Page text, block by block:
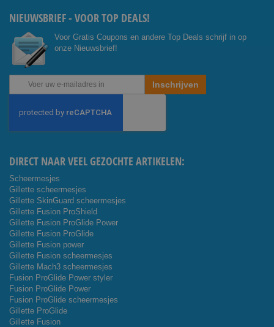
NIEUWSBRIEF - VOOR TOP DEALS!
Voor Gratis Coupons en andere Top Deals schrijf in op
onze Nieuwsbrief!
Abonneer
onze
Inschrijven
DIRECT NAAR VEEL GEZOCHTE ARTIKELEN:
Scheermesjes
Gillette scheermesjes
Gillette SkinGuard scheermesjes
Gillette Fusion ProShield
Gillette Fusion ProGlide Power
Gillette Fusion ProGlide
Gillette Fusion power
Gillette Fusion scheermesjes
Gillette Mach3 scheermesjes
Fusion ProGlide Power styler
Fusion ProGlide Power
Fusion ProGlide scheermesjes
Gillette ProGlide
Gillette Fusion